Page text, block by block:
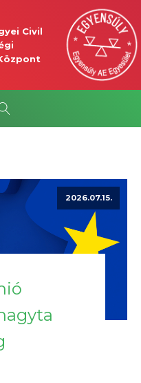
Civil
2026.07.15.